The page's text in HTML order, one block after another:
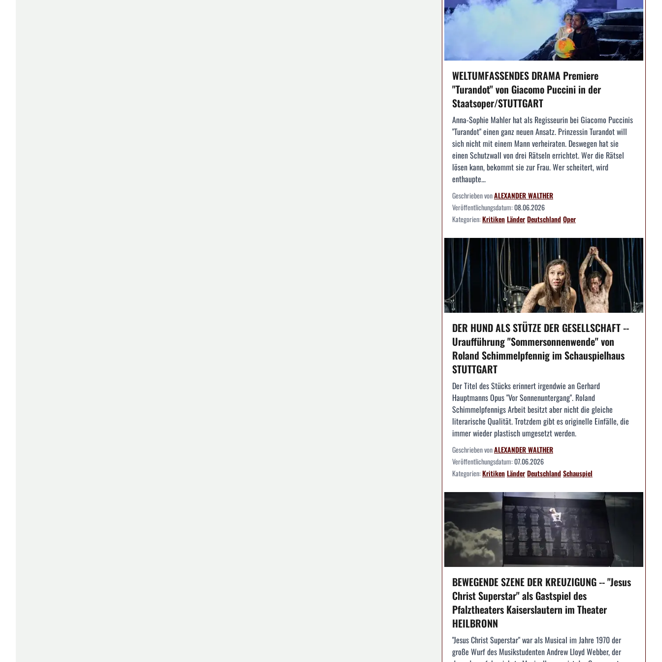
WELTUMFASSENDES DRAMA Premiere
"Turandot" von Giacomo Puccini in der
Staatsoper/STUTTGART
Anna-Sophie Mahler hat als Regisseurin bei Giacomo Puccinis
"Turandot" einen ganz neuen Ansatz. Prinzessin Turandot will
sich nicht mit einem Mann verheiraten. Deswegen hat sie
einen Schutzwall von drei Rätseln errichtet. Wer die Rätsel
lösen kann, bekommt sie zur Frau. Wer scheitert, wird
enthaupte...
Geschrieben vonALEXANDER WALTHER
Veröffentlichungsdatum:08.06.2026
Kategorien:KritikenLänderDeutschlandOper
DER HUND ALS STÜTZE DER GESELLSCHAFT --
Uraufführung "Sommersonnenwende" von
Roland Schimmelpfennig im Schauspielhaus
STUTTGART
Der Titel des Stücks erinnert irgendwie an Gerhard
Hauptmanns Opus "Vor Sonnenuntergang". Roland
Schimmelpfennigs Arbeit besitzt aber nicht die gleiche
literarische Qualität. Trotzdem gibt es originelle Einfälle, die
immer wieder plastisch umgesetzt werden.
Geschrieben vonALEXANDER WALTHER
Veröffentlichungsdatum:07.06.2026
Kategorien:KritikenLänderDeutschlandSchauspiel
BEWEGENDE SZENE DER KREUZIGUNG -- "Jesus
Christ Superstar" als Gastspiel des
Pfalztheaters Kaiserslautern im Theater
HEILBRONN
"Jesus Christ Superstar" war als Musical im Jahre 1970 der
große Wurf des Musikstudenten Andrew Lloyd Webber, der